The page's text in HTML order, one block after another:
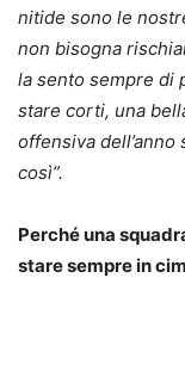
nitide sono le
non bisogna
la sento sempre di
stare corti, una
offensiva
così”.
Perché una
stare sempre in